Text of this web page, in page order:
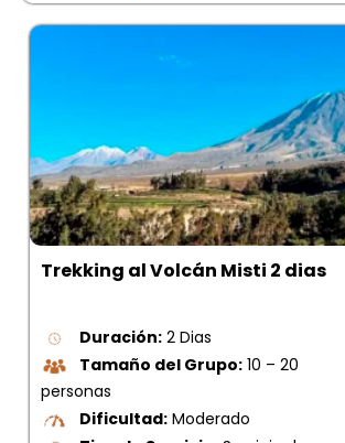
Trekking al Volcán Misti 2 dias
Duración: 2 Dias
Tamaño del Grupo: 10 – 20
personas
Dificultad: Moderado